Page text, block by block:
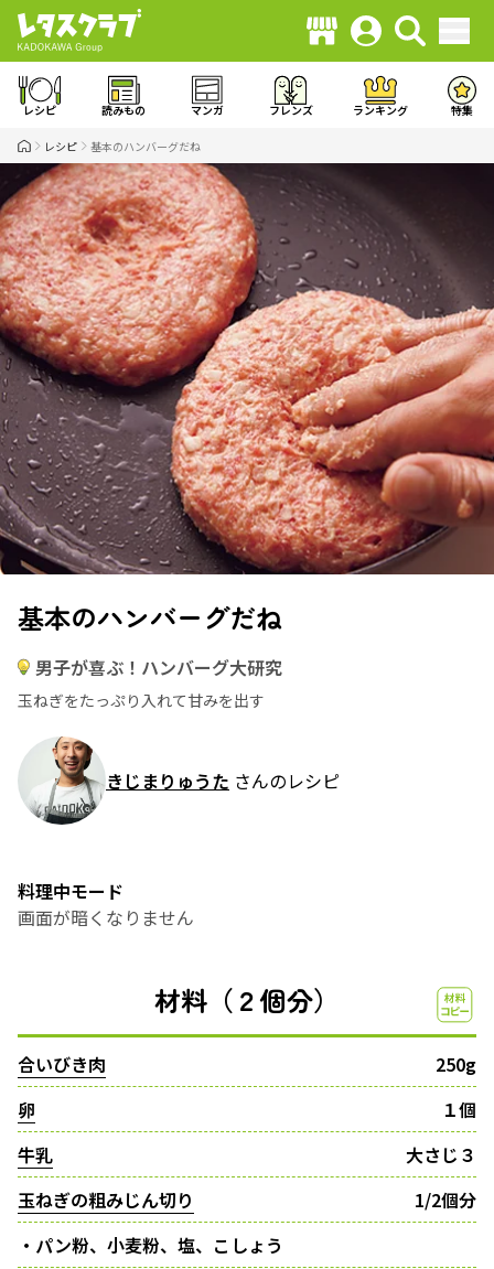
レシピ 読みもの マンガ フレンズ ランキング 特集
レシピ 基本のハンバーグだね
基本のハンバーグだね
男子が喜ぶ！ハンバーグ大研究
玉ねぎをたっぷり入れて甘みを出す
きじまりゅうた さんのレシピ
料理中モード
画面が暗くなりません
材料（２個分）
合いびき肉
250g
卵
１個
牛乳
大さじ３
玉ねぎの粗みじん切り
1/2個分
・パン粉、小麦粉、塩、こしょう